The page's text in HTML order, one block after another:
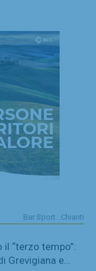
Bar Sport...Chianti
“terzo tempo”:
Grevigiana e...